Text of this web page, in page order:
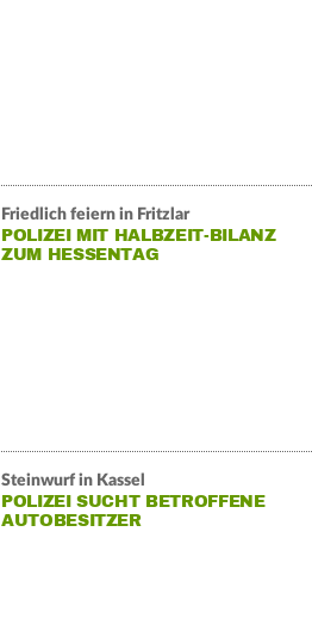
Friedlich feiern in Fritzlar
POLIZEI MIT HALBZEIT-BILANZ
ZUM HESSENTAG
Steinwurf in Kassel
POLIZEI SUCHT BETROFFENE
AUTOBESITZER